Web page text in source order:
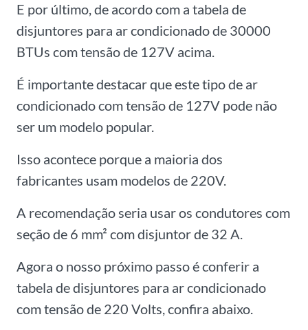
E por último, de acordo com a tabela de
disjuntores para ar condicionado de 30000
BTUs com tensão de 127V acima.
É importante destacar que este tipo de ar
condicionado com tensão de 127V pode não
ser um modelo popular.
Isso acontece porque a maioria dos
fabricantes usam modelos de 220V.
A recomendação seria usar os condutores com
seção de 6 mm² com disjuntor de 32 A.
Agora o nosso próximo passo é conferir a
tabela de disjuntores para ar condicionado
com tensão de 220 Volts, confira abaixo.